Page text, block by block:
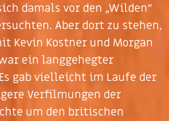
damals vor den „Wilden“
Aber dort zu stehen,
Kevin Kostner und Morgan
ein langgehegter
gab vielleicht im Laufe der
Verfilmungen der
um den britischen